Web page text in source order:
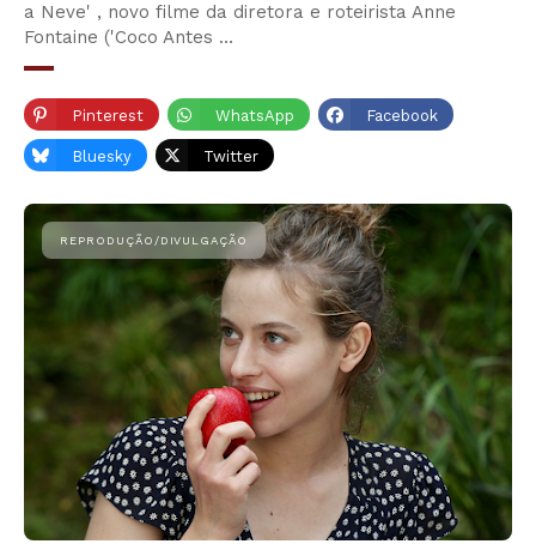
a Neve' , novo filme da diretora e roteirista Anne
Fontaine ('Coco Antes …
Pinterest WhatsApp Facebook
Bluesky Twitter